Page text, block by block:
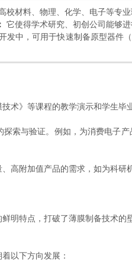
校材料、物理、化学、电子等专
它使得学术研究、初创公司能够
发中，可用于快速制备原型器件
技术》等课程的教学演示和学生
探索与验证。例如，为消费电子
、高附加值产品的需求，如为科
鲜明特点，打破了薄膜制备技术的
以下方向发展：